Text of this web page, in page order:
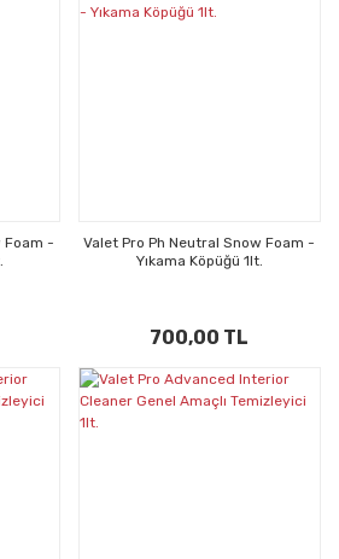
Foam -
Valet Pro Ph Neutral Snow Foam -
Yıkama Köpüğü 1lt.
700,00 TL